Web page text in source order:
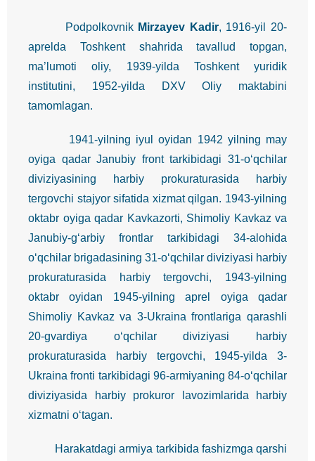
Podpolkovnik Mirzayev Kadir, 1916-yil 20-
aprelda Toshkent shahrida tavallud topgan,
ma’lumoti oliy, 1939-yilda Toshkent yuridik
institutini, 1952-yilda DXV Oliy maktabini
tamomlagan.
1941-yilning iyul oyidan 1942 yilning may
oyiga qadar Janubiy front tarkibidagi 31-o‘qchilar
diviziyasining harbiy prokuraturasida harbiy
tergovchi stajyor sifatida xizmat qilgan. 1943-yilning
oktabr oyiga qadar Kavkazorti, Shimoliy Kavkaz va
Janubiy-g‘arbiy frontlar tarkibidagi 34-alohida
o‘qchilar brigadasining 31-o‘qchilar diviziyasi harbiy
prokuraturasida harbiy tergovchi, 1943-yilning
oktabr oyidan 1945-yilning aprel oyiga qadar
Shimoliy Kavkaz va 3-Ukraina frontlariga qarashli
20-gvardiya o‘qchilar diviziyasi harbiy
prokuraturasida harbiy tergovchi, 1945-yilda 3-
Ukraina fronti tarkibidagi 96-armiyaning 84-o‘qchilar
diviziyasida harbiy prokuror lavozimlarida harbiy
xizmatni o‘tagan.
Harakatdagi armiya tarkibida fashizmga qarshi